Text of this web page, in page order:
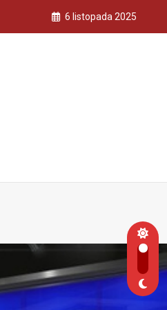
6 listopada 2025